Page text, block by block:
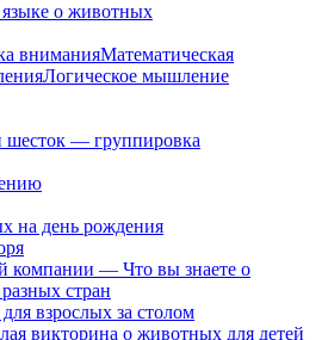
языке о животных
вниманияМатематическая
Логическое мышление
шесток — группировка
на день рождения
компании — Что вы знаете о
стран
взрослых за столом
викторина о животных для детей